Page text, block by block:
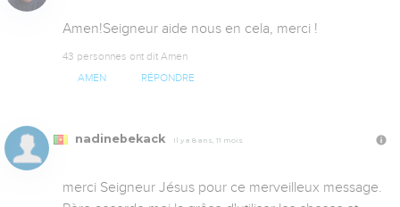
Amen!Seigneur aide nous en cela, merci !
43 personnes ont dit Amen
AMEN RÉPONDRE
nadinebekack Il y a 8 ans, 11 mois
merci Seigneur Jésus pour ce merveilleux message.